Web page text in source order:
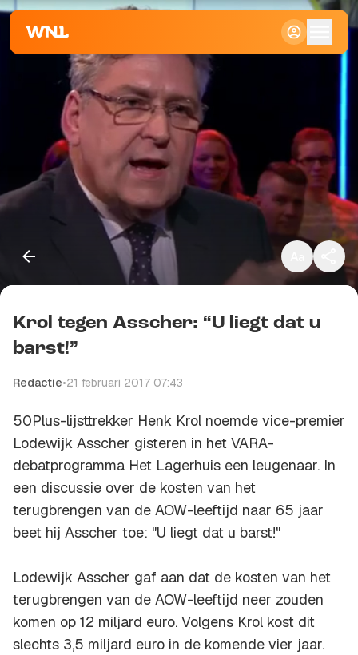
Klein
Standaard
Groot
Kopieer link
Krol tegen Asscher: “U liegt dat u
barst!”
Redactie•21 februari 2017 07:43
50Plus-lijsttrekker Henk Krol noemde vice-premier
Lodewijk Asscher gisteren in het VARA-
debatprogramma Het Lagerhuis een leugenaar. In
een discussie over de kosten van het
terugbrengen van de AOW-leeftijd naar 65 jaar
beet hij Asscher toe: "U liegt dat u barst!"
Lodewijk Asscher gaf aan dat de kosten van het
terugbrengen van de AOW-leeftijd neer zouden
komen op 12 miljard euro. Volgens Krol kost dit
slechts 3,5 miljard euro in de komende vier jaar.